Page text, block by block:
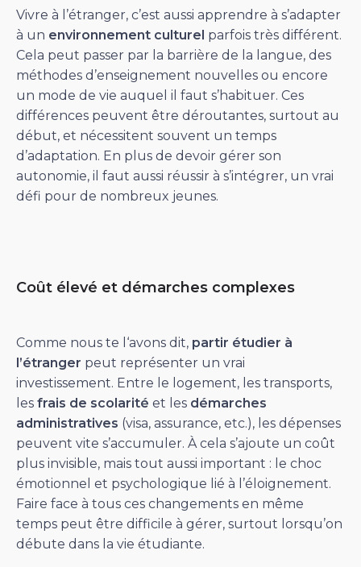
Vivre à l’étranger, c’est aussi apprendre à s’adapter
à un environnement culturel parfois très différent.
Cela peut passer par la barrière de la langue, des
méthodes d’enseignement nouvelles ou encore
un mode de vie auquel il faut s’habituer. Ces
différences peuvent être déroutantes, surtout au
début, et nécessitent souvent un temps
d’adaptation. En plus de devoir gérer son
autonomie, il faut aussi réussir à s’intégrer, un vrai
défi pour de nombreux jeunes.
Coût élevé et démarches complexes
Comme nous te l‘avons dit, partir étudier à
l’étranger peut représenter un vrai
investissement. Entre le logement, les transports,
les frais de scolarité et les démarches
administratives (visa, assurance, etc.), les dépenses
peuvent vite s’accumuler. À cela s’ajoute un coût
plus invisible, mais tout aussi important : le choc
émotionnel et psychologique lié à l’éloignement.
Faire face à tous ces changements en même
temps peut être difficile à gérer, surtout lorsqu’on
débute dans la vie étudiante.